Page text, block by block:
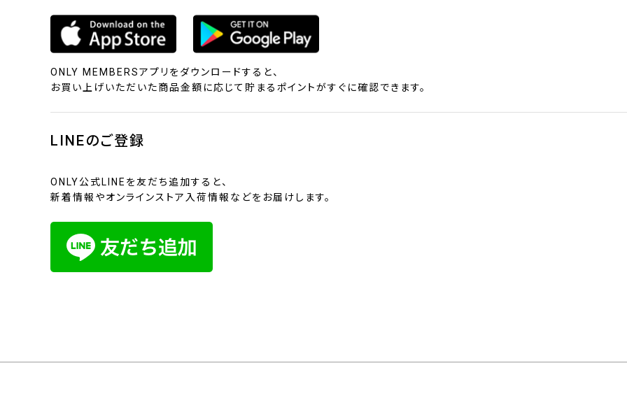
ONLY MEMBERSアプリをダウンロードすると、
お買い上げいただいた商品金額に応じて貯まるポイントがすぐに確認できます。
LINEのご登録
ONLY公式LINEを友だち追加すると、
新着情報やオンラインストア入荷情報などをお届けします。